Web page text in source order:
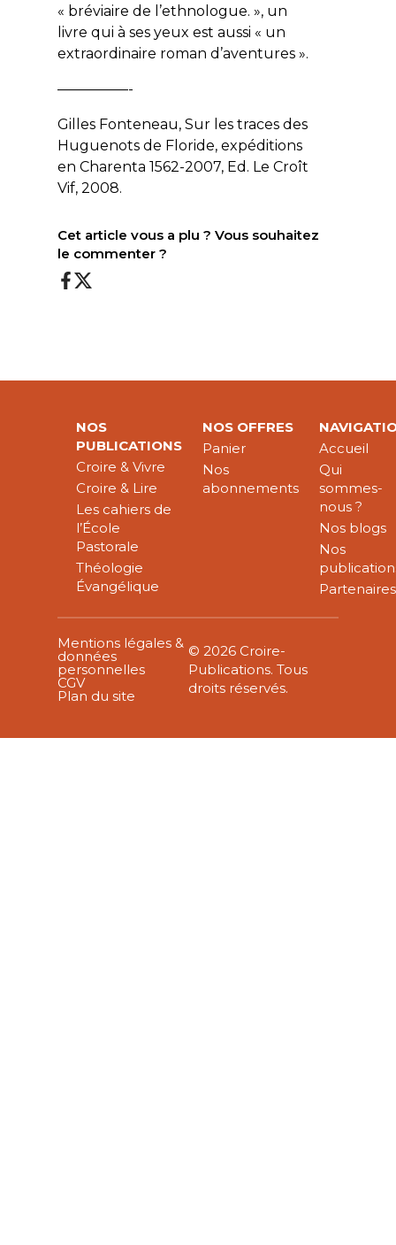
« bréviaire de l’ethnologue. », un
livre qui à ses yeux est aussi « un
extraordinaire roman d’aventures ».
—————-
Gilles Fonteneau, Sur les traces des
Huguenots de Floride, expéditions
en Charenta 1562-2007, Ed. Le Croît
Vif, 2008.
Cet article vous a plu ? Vous souhaitez
le commenter ?
NOS
PUBLICATIONS
Croire & Vivre
Croire & Lire
Les cahiers de
l’École
Pastorale
Théologie
Évangélique
NOS OFFRES
Panier
Nos
abonnements
Accueil
Qui
sommes-
nous ?
Nos blogs
Nos
Partenaires
Mentions légales &
données
personnelles
CGV
Plan du site
© 2026 Croire-
Publications. Tous
droits réservés.